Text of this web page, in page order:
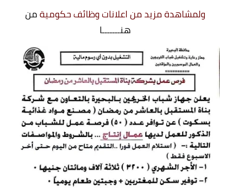
ولمشاهدة مزيد من اعلانات وظائف حكوميةمن
هنـــــــا